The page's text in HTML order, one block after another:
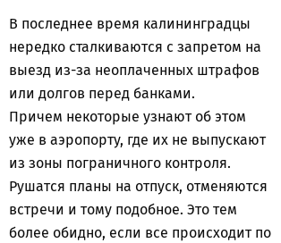
В последнее время калининградцы
нередко сталкиваются с запретом на
выезд из-за неоплаченных штрафов
или долгов перед банками.
Причем некоторые узнают об этом
уже в аэропорту, где их не выпускают
из зоны пограничного контроля.
Рушатся планы на отпуск, отменяются
встречи и тому подобное. Это тем
более обидно, если все происходит по